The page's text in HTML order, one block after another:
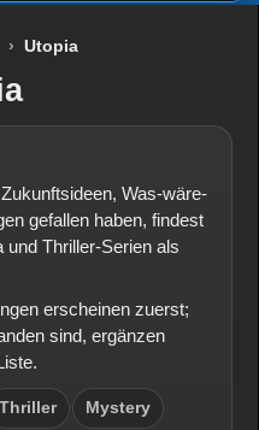
Utopia
Was-wäre-
gefallen haben, findest
Thriller-Serien als
erscheinen zuerst;
sind, ergänzen
Thriller Mystery